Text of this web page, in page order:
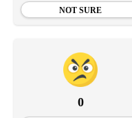
NOT SURE
0